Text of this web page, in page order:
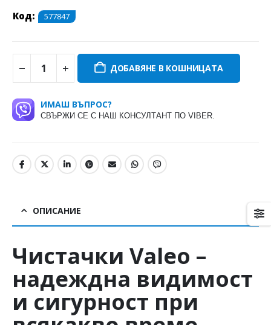
Код: 577847
ДОБАВЯНЕ В КОШНИЦАТА
ИМАШ ВЪПРОС?
СВЪРЖИ СЕ С НАШ КОНСУЛТАНТ ПО VIBER.
ОПИСАНИЕ
Чистачки Valeo –
надеждна видимост
и сигурност при